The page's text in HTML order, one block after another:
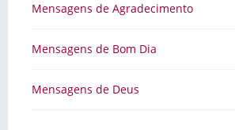
Mensagens de Agradecimento
Mensagens de Bom Dia
Mensagens de Deus